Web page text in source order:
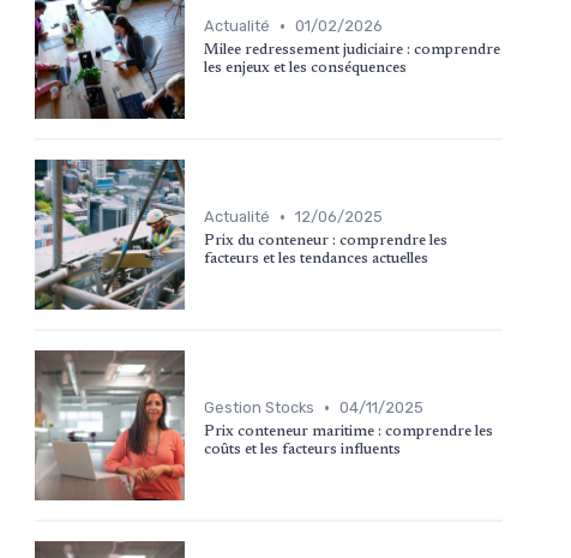
Actualité • 01/02/2026
Milee redressement judiciaire : comprendre
les enjeux et les conséquences
Actualité • 12/06/2025
Prix du conteneur : comprendre les
facteurs et les tendances actuelles
Gestion Stocks • 04/11/2025
Prix conteneur maritime : comprendre les
coûts et les facteurs influents